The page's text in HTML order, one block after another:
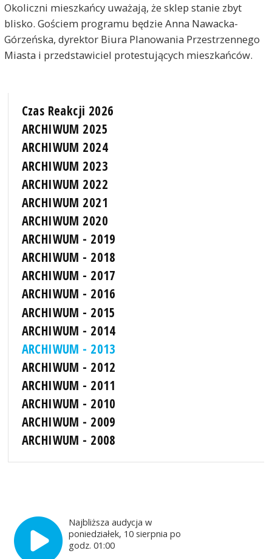
Okoliczni mieszkańcy uważają, że sklep stanie zbyt
blisko. Gościem programu będzie Anna Nawacka-
Górzeńska, dyrektor Biura Planowania Przestrzennego
Miasta i przedstawiciel protestujących mieszkańców.
Czas Reakcji 2026
ARCHIWUM 2025
ARCHIWUM 2024
ARCHIWUM 2023
ARCHIWUM 2022
ARCHIWUM 2021
ARCHIWUM 2020
ARCHIWUM - 2019
ARCHIWUM - 2018
ARCHIWUM - 2017
ARCHIWUM - 2016
ARCHIWUM - 2015
ARCHIWUM - 2014
ARCHIWUM - 2013
ARCHIWUM - 2012
ARCHIWUM - 2011
ARCHIWUM - 2010
ARCHIWUM - 2009
ARCHIWUM - 2008
Najbliższa audycja w
poniedziałek, 10 sierpnia po
godz. 01:00